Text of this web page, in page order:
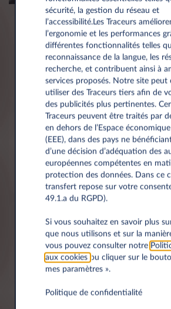
Aucune
propriété
Aucune
imprévue
Aucun risque
dévaluation
sécurité, la gestion du réseau et
l’accessibilité.Les Traceurs
l’ergonomie et les performances
différentes fonctionnalités telles
reconnaissance de la langue, les
recherche, et contribuent ainsi à
services proposés. Notre site peut
utiliser des Traceurs tiers afin de
des publicités plus pertinentes.
Traceurs peuvent être traités par
en dehors de l’Espace
(EEE), dans des pays ne
d’une décision d’adéquation des
européennes compétentes en
protection des données. Dans ce
transfert repose sur votre
49.1.a du RGPD).
Si vous souhaitez en savoir plus
que nous utilisons et sur la
vous pouvez consulter notre
aux cookies ou cliquer sur le
mes paramètres ».
Politique de confidentialité